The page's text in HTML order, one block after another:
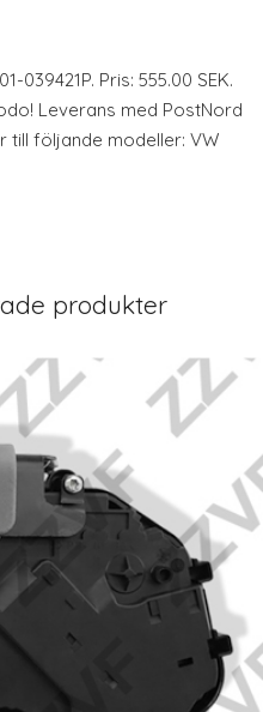
039421P. Pris: 555.00 SEK.
Leverans med PostNord
till följande modeller: VW
produkter